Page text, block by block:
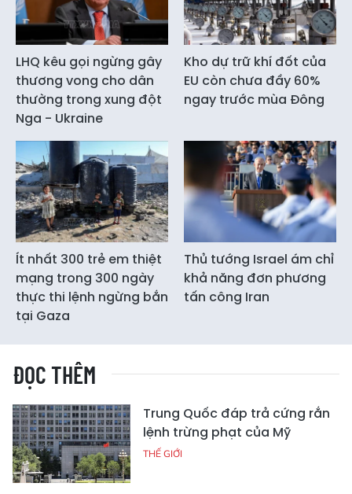
LHQ kêu gọi ngừng gây
thương vong cho dân
thường trong xung đột
Nga - Ukraine
Kho dự trữ khí đốt của
EU còn chưa đầy 60%
ngay trước mùa Đông
Ít nhất 300 trẻ em thiệt
mạng trong 300 ngày
thực thi lệnh ngừng bắn
tại Gaza
Thủ tướng Israel ám chỉ
khả năng đơn phương
tấn công Iran
ĐỌC THÊM
Trung Quốc đáp trả cứng rắn
lệnh trừng phạt của Mỹ
THẾ GIỚI